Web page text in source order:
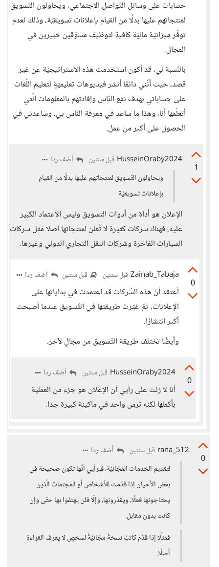
حسابات على وسائل التّواصل الاجتماعي، ويحاولون التّسويق
لمنتجاتهم عليها بدلًا من القيام بإعلانات تسويقيّة، وذلك لعدم
توفّر ميزانيّة ماليّة كافية لتوظيف مسوّقين خبيرين في
المجال.
بالنّسبة لي، قد أكون استخدمت هذه الاستراتيجيّة عن غير
قصد، حيث أنّني دائمًا أنشر فيديوهات تعليميّةٍ لتعليم اللّغات
على حساباتي بهدف نفع النّاس وإفادتهم بالمعلومات الّتي
أتعلّمها أنا، وهذا ما ساعد في معرفة النّاس بي، وساعدني في
الحصول على أكثر من عمل.
1
HusseinOraby2024 قبل سنتين
أضف ردا
ويحاولون التّسويق لمنتجاتهم عليها بدلًا من القيام
بإعلانات تسويقيّة
الإعلان هو أداة من أدوات التسويق وليس الاعتماد الكبير
عليه، فهناك شركات كثيرة لا تُعلن لمنتجاتها أصلا مثل شركات
السيارات الفاخرة وشركات النقل التجاري الدولي وغيرها.
0
Zainab_Tabaja قبل سنتين قبل سنتين أضف ردا
أعتقد أنّ هذه الشّركات قد اعتمدت في بداياتها على
الإعلانات، ثمّ غيّرت طريقتها في التّسويق عندما أصبحت
أكثر انتشارًا.
وأيضًا تختلف طريقة التّسويق من مجالٍ لآخر.
0
HusseinOraby2024 قبل سنتين أضف ردا
أنا لا زلت على رأيي أن الإعلان هو جزء من العملية
بأكملها لكنه ترس واحد في ماكينة كبيرة جدا.
0
rana_512 قبل سنتين
أضف ردا
لتقديم الخدمات المجّانيّة، فبرأيي أنّها تكون صحيحة في
بعض الأحيان إذا قدّمت للأشخاص أو المجتمات الّذين
يحتاجونها فعلًا، ويقدّرونها، وإلّا فلن يهتمّوا بها حتّى وإن
كانت بدون مقابل.
فمثلًا إذا قدّم كاتبٌ نسخةً مجّانيّةً لشخصٍ لا يعرف القراءة
أصلًا.